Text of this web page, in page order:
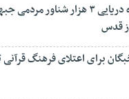
رژه دریایی ۳ هزار شناور
قدس
برای اعتلای فرهنگ